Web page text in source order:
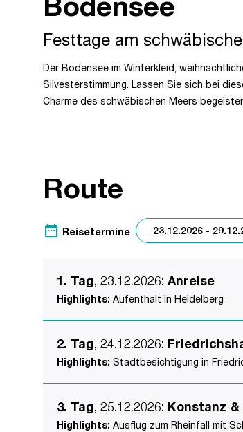
Festtage am
Der Bodensee im Winterkleid,
Silvesterstimmung. Lassen Sie sich bei
Charme des schwäbischen Meers
Route
date_range Reisetermine
1. Tag, 23.12.2026: Anreise
Highlights: Aufenthalt in Heidelberg
2. Tag, 24.12.2026:
Highlights: Stadtbesichtigung in
3. Tag, 25.12.2026: Konstanz
Highlights: Ausflug zum Rheinfall mit